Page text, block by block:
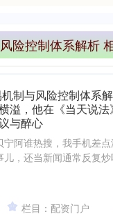
险控制体系解析
制与风险控制体系
溢，他在《当天说
与醉心
阿谁热搜，我手机差
，还当新闻通常反复
栏目：配资门户